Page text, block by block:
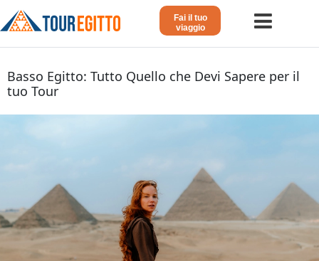
Fai il tuo
viaggio
Viaggio in Egitto
Dahabeya Lusso
Agosto in Egitto
Tour Giordania
Basso Egitto: Tutto Quello che Devi Sapere per il
tuo Tour